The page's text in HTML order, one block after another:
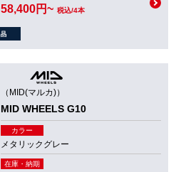
58,400円~ 税込/4本
（MID(マルカ)）
MID WHEELS G10
カラー
メタリックグレー
在庫・納期